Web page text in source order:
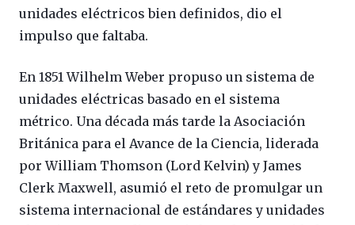
unidades eléctricos bien definidos, dio el
impulso que faltaba.
En 1851 Wilhelm Weber propuso un sistema de
unidades eléctricas basado en el sistema
métrico. Una década más tarde la Asociación
Británica para el Avance de la Ciencia, liderada
por William Thomson (Lord Kelvin) y James
Clerk Maxwell, asumió el reto de promulgar un
sistema internacional de estándares y unidades